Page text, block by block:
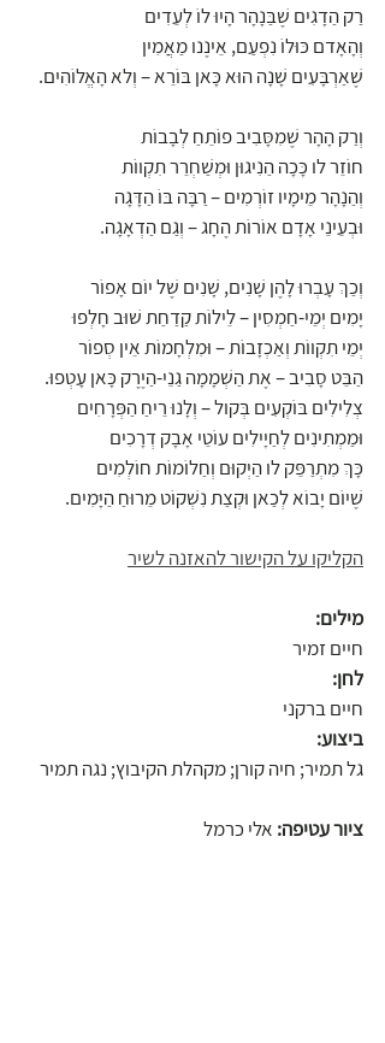
רַק הַדָגִים שֶׁבַּנָהָר הָיוּ לוֹ לְעֵדִים
וְהָאָדם כּוּלוֹ נִפְעַם, אֵינֶנו מַאֲמִין
שֶׁאַרְבָּעִים שָׁנָה הוּא כָּאן בּוֹרֵא – וְלא הָאֱלוֹהִים.
וְרַק הָהָר שֶׁמִסָּבִיב פוֹתֵחַ לְבָבוֹת
חוֹזֵר לו כָּכָה הַנִיגוּן וּמְשַׁחְרֵר תִקְווֹת
וְהַנָהָר מֵימָיו זוֹרְמִים – רַבָּה בּוֹ הַדָּגָה
וּבְעֵינֵי אָדָם אוֹרוֹת הֶחָג – וְגַם הַדְאָגָה.
וְכַךְ עָבְרוּ לָהֶן שָׁנִים, שָׁנִים שֶׁל יוֹם אָפוֹר
יָמִים יְמֵי-חַמְסִין – לֵילוֹת קַדַחַת שׁוּב חָלְפוּ
יְמֵי תִקְווֹת וְאַכְזָבוֹת – וּמִלְחָמוֹת אֵין סְפוֹר
הַבֵּט סָבִיב – אֶת הַשְׁמָמָה גַנֵי-הַיֶרֶק כָּאן עָטְפוּ.
צְלִילִים בּוֹקְעִים בְּקול – וְלָנוּ רֵיחַ הַפְּרָחִים
וּמַמְתִינִים לְחַיָילִים עוֹטֵי אָבָק דְרָכִים
כָּךְ מִתְרַפֵּק לו הַיְקוּם וְחַלוֹמוֹת חוֹלְמִים
שֶׁיוֹם יָבוֹא לְכַאן וּקְצַת נִשְׁקוֹט מֵרוּחַ הַיָּמִים.
הקליקו על הקישור להאזנה לשיר
מילים:
חיים זמיר
לחן:
חיים ברקני
ביצוע:
גל תמיר; חיה קורן; מקהלת הקיבוץ; נגה תמיר
ציור עטיפה: אלי כרמל